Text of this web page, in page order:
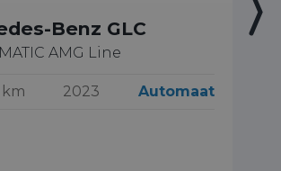
Benz GLC
AMG Line
km 2023 Automaat